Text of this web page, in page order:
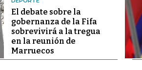
El debate sobre la
gobernanza de la Fifa
sobrevivirá a la tregua
en la reunión de
Marruecos